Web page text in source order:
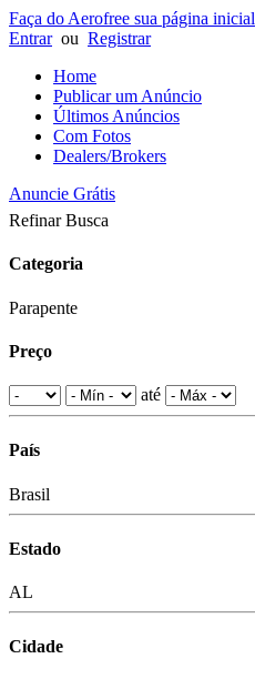
Faça do Aerofree sua página inicial
Entrarou Registrar
Home
Publicar um Anúncio
Últimos Anúncios
Com Fotos
Dealers/Brokers
Anuncie Grátis
Refinar Busca
Categoria
Parapente
Preço
até
País
Brasil
Estado
AL
Cidade